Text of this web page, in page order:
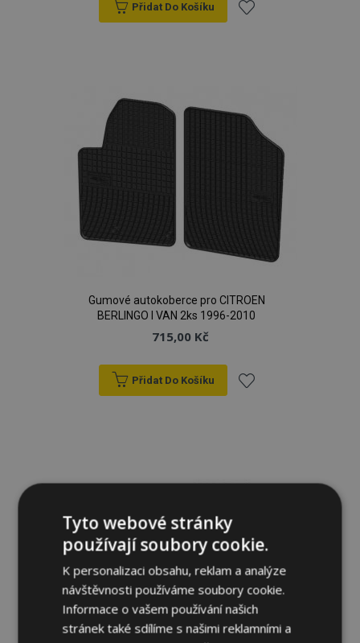
Přidat Do Košíku
Gumové autokoberce pro CITROEN
BERLINGO I VAN 2ks 1996-2010
715,00 Kč
Přidat Do Košíku
Tyto webové stránky
používají soubory cookie.
K personalizaci obsahu, reklam a analýze
návštěvnosti používáme soubory cookie.
Informace o vašem používání našich
stránek také sdílíme s našimi reklamními a